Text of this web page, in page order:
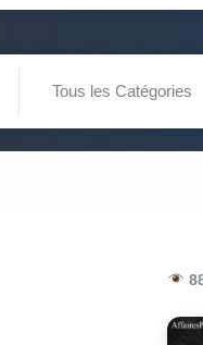
Tous les Catégories